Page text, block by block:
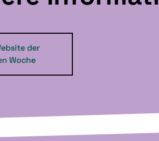
der
Woche